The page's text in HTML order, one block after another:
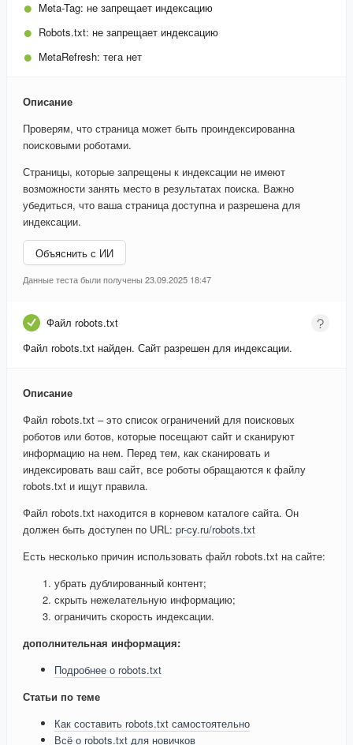
Meta-Tag: не запрещает индексацию
Robots.txt: не запрещает индексацию
MetaRefresh: тега нет
Описание
Проверям, что страница может быть проиндексированна
поисковыми роботами.
Страницы, которые запрещены к индексации не имеют
возможности занять место в результатах поиска. Важно
убедиться, что ваша страница доступна и разрешена для
индексации.
Объяснить с ИИ
Данные теста были получены 23.09.2025 18:47
Файл robots.txt
Файл robots.txt найден. Сайт разрешен для индексации.
Описание
Файл robots.txt – это список ограничений для поисковых
роботов или ботов, которые посещают сайт и сканируют
информацию на нем. Перед тем, как сканировать и
индексировать ваш сайт, все роботы обращаются к файлу
robots.txt и ищут правила.
Файл robots.txt находится в корневом каталоге сайта. Он
должен быть доступен по URL: pr-cy.ru/robots.txt
Есть несколько причин использовать файл robots.txt на сайте:
убрать дублированный контент;
скрыть нежелательную информацию;
ограничить скорость индексации.
дополнительная информация:
Подробнее о robots.txt
Статьи по теме
Как составить robots.txt самостоятельно
Всё о robots.txt для новичков